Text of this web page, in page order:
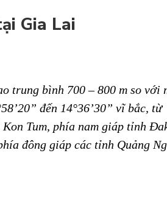
Gia Lai
trung bình 700 – 800 m so với
đến 14°36’30” vĩ bắc, từ
Tum, phía nam giáp tỉnh
đông giáp các tỉnh Quảng